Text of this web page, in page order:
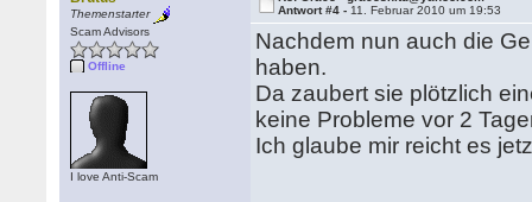
Themenstarter
Scam Advisors
Offline
I love Anti-Scam
Antwort #4 - 11. Februar 2010 um 19:53
Nachdem nun auch die
haben.
Da zaubert sie plötzlich
keine Probleme vor 2
Ich glaube mir reicht es